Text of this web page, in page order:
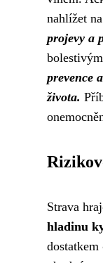
nahlížet
projevy a
prevence
života.
Strava
hladinu